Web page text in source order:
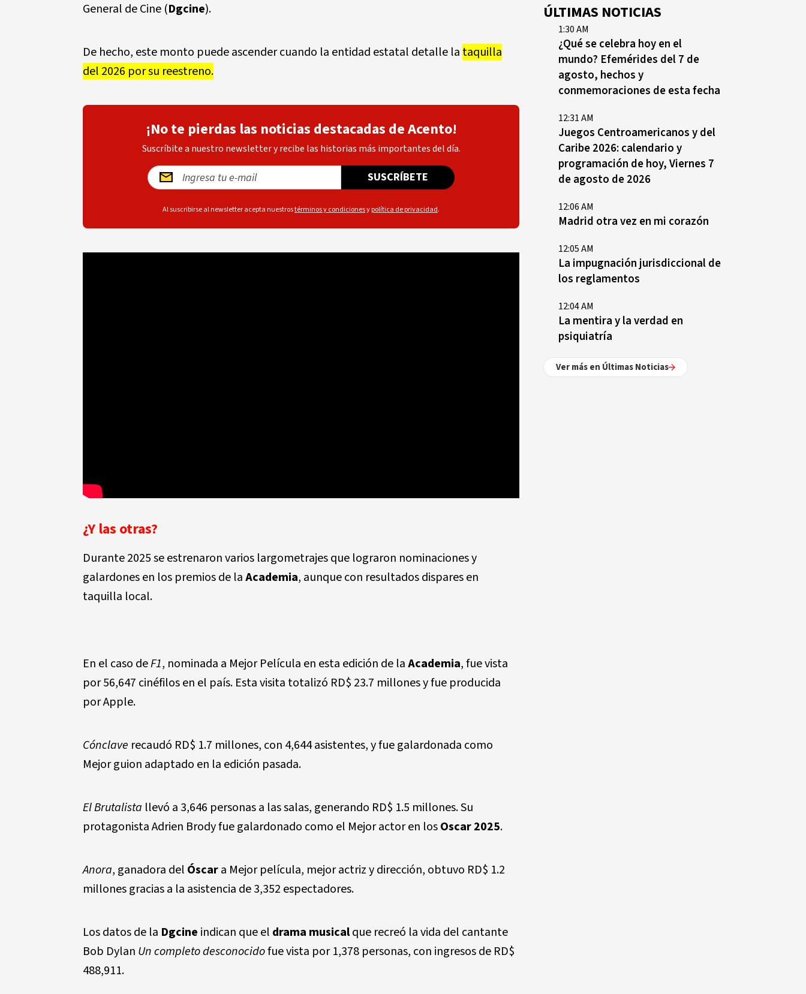
General de Cine (Dgcine).
De hecho, este monto puede ascender cuando la entidad estatal detalle la taquilla
del 2026 por su reestreno.
¡No te pierdas las noticias destacadas de Acento!
Suscríbite a nuestro newsletter y recibe las historias más importantes del día.
SUSCRÍBETE
Al suscribirse al newsletter acepta nuestrostérminos y condicionesypolítica de privacidad.
¿Y las otras?
Durante 2025 se estrenaron varios largometrajes que lograron nominaciones y
galardones en los premios de laAcademia, aunque con resultados dispares en
taquilla local.
En el caso deF1, nominada a Mejor Película en esta edición de laAcademia, fue vista
por 56,647 cinéfilos en el país. Esta visita totalizó RD$ 23.7 millones y fue producida
por Apple.
Cónclave recaudó RD$ 1.7 millones, con 4,644 asistentes, y fue galardonada como
Mejor guion adaptado en la edición pasada.
El Brutalista llevó a 3,646 personas a las salas, generando RD$ 1.5 millones.Su
protagonista Adrien Brody fue galardonado como el Mejor actor en losOscar2025.
Anora, ganadora del Óscara Mejor película, mejor actriz y dirección, obtuvo RD$ 1.2
millones gracias a la asistencia de 3,352 espectadores.
Los datos de la Dgcine indican que el drama musicalque recreó la vida del cantante
Bob Dylan Un completo desconocidofue vista por 1,378 personas, con ingresos de RD$
488,911.
ÚLTIMAS NOTICIAS
1:30 AM
¿Qué se celebra hoy en el
mundo? Efemérides del 7 de
agosto, hechos y
conmemoraciones de esta fecha
12:31 AM
Juegos Centroamericanos y del
Caribe 2026: calendario y
programación de hoy, Viernes 7
de agosto de 2026
12:06 AM
Madrid otra vez en mi corazón
12:05 AM
La impugnación jurisdiccional de
los reglamentos
12:04 AM
La mentira y la verdad en
psiquiatría
Ver más en Últimas Noticias